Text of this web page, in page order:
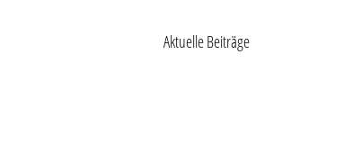
Aktuelle Beiträge